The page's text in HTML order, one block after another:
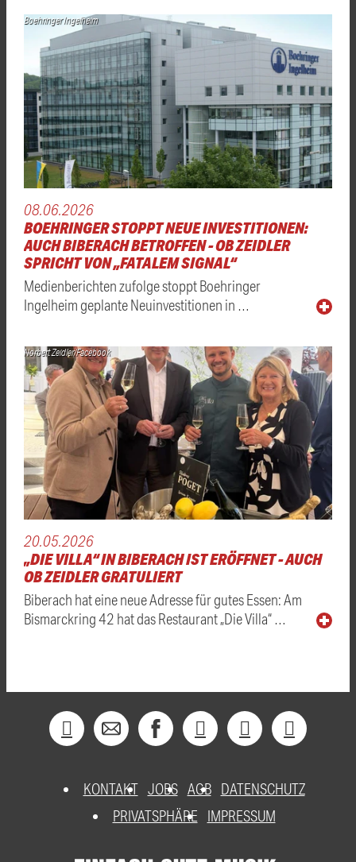
Boehringer Ingelheim
08.06.2026
BOEHRINGER STOPPT NEUE INVESTITIONEN:
AUCH BIBERACH BETROFFEN - OB ZEIDLER
SPRICHT VON „FATALEM SIGNAL“
Medienberichten zufolge stoppt Boehringer
Ingelheim geplante Neuinvestitionen in …
Norbert Zeidler/Facebook
20.05.2026
„DIE VILLA“ IN BIBERACH IST ERÖFFNET - AUCH
OB ZEIDLER GRATULIERT
Biberach hat eine neue Adresse für gutes Essen: Am
Bismarckring 42 hat das Restaurant „Die Villa“ …
KONTAKT JOBS AGB DATENSCHUTZ
PRIVATSPHÄRE
IMPRESSUM